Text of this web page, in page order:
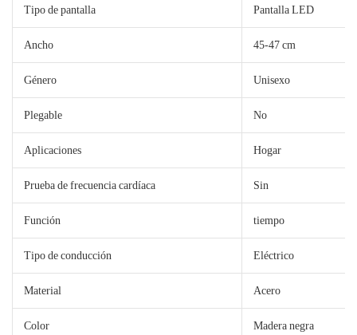
Tipo de pantalla Pantalla LED
Ancho 45-47 cm
Género Unisexo
Plegable No
Aplicaciones Hogar
Prueba de frecuencia cardíaca Sin
Función tiempo
Tipo de conducción Eléctrico
Material Acero
Color Madera negra